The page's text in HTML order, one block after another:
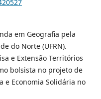
em Geografia pela
do Norte (UFRN).
e Extensão Territórios
bolsista no projeto de
e Economia Solidária no